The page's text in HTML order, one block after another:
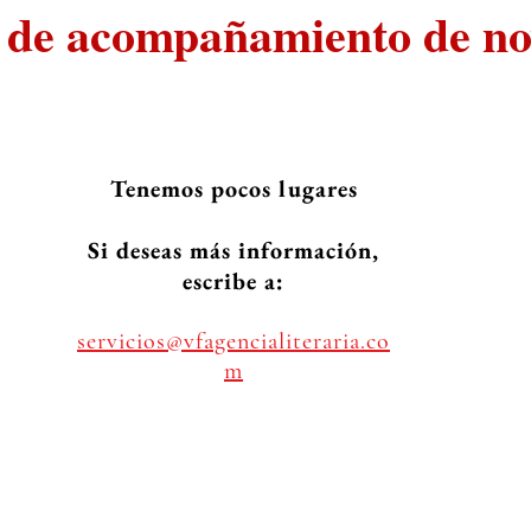
acompañamiento de
Tenemos pocos lugares
Si deseas más información,
escribe a:
servicios@vfagencialiteraria.co
m